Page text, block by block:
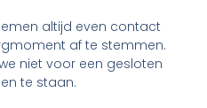
altijd even contact
af te stemmen.
niet voor een gesloten
te staan.